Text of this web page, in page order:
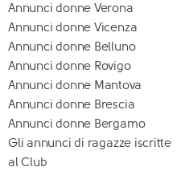
Annunci donne Verona
Annunci donne Vicenza
Annunci donne Belluno
Annunci donne Rovigo
Annunci donne Mantova
Annunci donne Brescia
Annunci donne Bergamo
Gli annunci di ragazze iscritte
al Club